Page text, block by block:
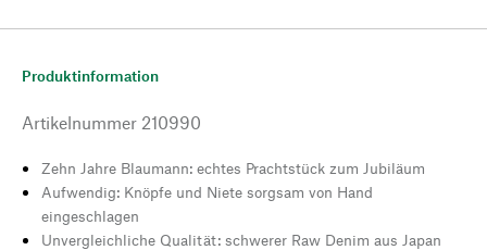
Produktinformation
Artikelnummer 210990
Zehn Jahre Blaumann: echtes Prachtstück zum Jubiläum
Aufwendig: Knöpfe und Niete sorgsam von Hand
eingeschlagen
Unvergleichliche Qualität: schwerer Raw Denim aus Japan